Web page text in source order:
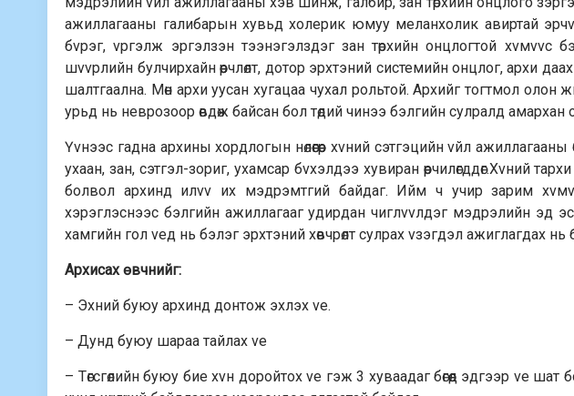
ажиллагааны галибарын хувьд холерик юмуу меланхолик авиртай эрчvvд,
бvрэг, vргэлж эргэлзэн тээнэгэлздэг зан төрхийн онцлогтой хvмvvс
шvvрлийн булчирхайн өөрчлөлт, дотор эрхтэний системийн онцлог, архи
шалтгаална. Мөн архи уусан хугацаа чухал рольтой. Архийг тогтмол олон
урьд нь неврозоор өвдөж байсан бол төдий чинээ бэлгийн сулралд амархан
Үvнээс гадна архины хордлогын нөлөөгөөр хvний сэтгэцийн vйл
ухаан, зан, сэтгэл-зориг, ухамсар бvхэлдээ хувиран өөрчилөгддөг.Хvний
болвол архинд илvv их мэдрэмтгий байдаг. Ийм ч учир зарим
хэрэглэснээс бэлгийн ажиллагааг удирдан чиглvvлдэг мэдрэлийн эд
хамгийн гол vед нь бэлэг эрхтэний хөвчрөлт сулрах vзэгдэл ажиглагдах нь
Архисах өвчнийг:
– Эхний буюу архинд донтож эхлэх vе.
– Дунд буюу шараа тайлах vе
– Төгсгөлийн буюу бие хvн доройтох vе гэж 3 хуваадаг бөгөөд эдгээр vе